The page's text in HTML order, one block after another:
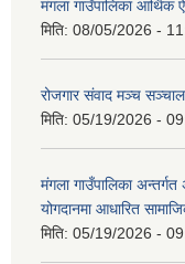
मंगला गाउँपालिका
मिति: 08/05/2026 -
रोजगार संवाद मञ्च
मिति: 05/19/2026 -
मंगला गाउँपालिका अन्तर्गत
योगदानमा आधारित
मिति: 05/19/2026 -